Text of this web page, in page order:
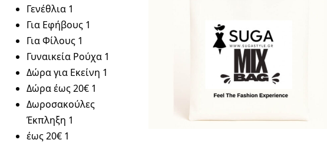
Γενέθλια 1
Για Εφήβους 1
Για Φίλους 1
Γυναικεία Ρούχα 1
Δώρα για Εκείνη 1
Δώρα έως 20€ 1
Δωροσακούλες
Έκπληξη 1
έως 20€ 1